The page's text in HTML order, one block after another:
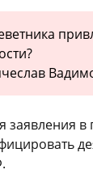
заявления